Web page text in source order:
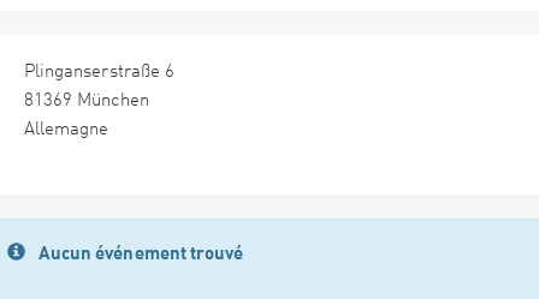
Plinganserstraße 6
81369 München
Allemagne
Aucun événement trouvé